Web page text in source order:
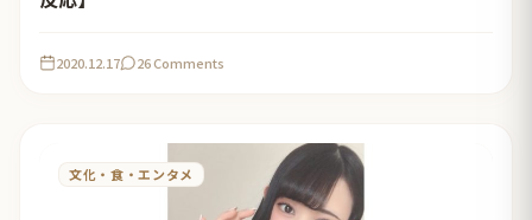
2020.12.17 26 Comments
文化・食・エンタメ